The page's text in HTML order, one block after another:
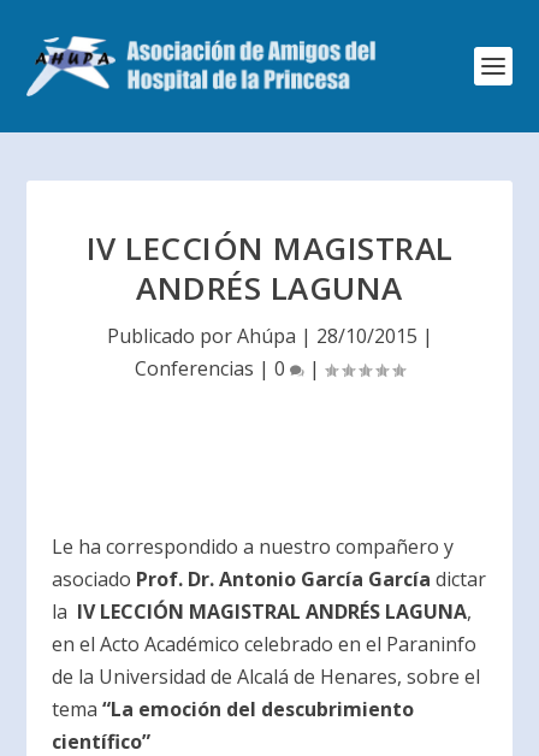
IV LECCIÓN MAGISTRAL
ANDRÉS LAGUNA
Publicado porAhúpa | 28/10/2015 |
Conferencias | 0 |
Le ha correspondido a nuestro compañero y
asociado Prof. Dr. Antonio García García dictar
la IV LECCIÓN MAGISTRAL ANDRÉS LAGUNA,
en el Acto Académico celebrado en el Paraninfo
de la Universidad de Alcalá de Henares, sobre el
tema “La emoción del descubrimiento
científico”